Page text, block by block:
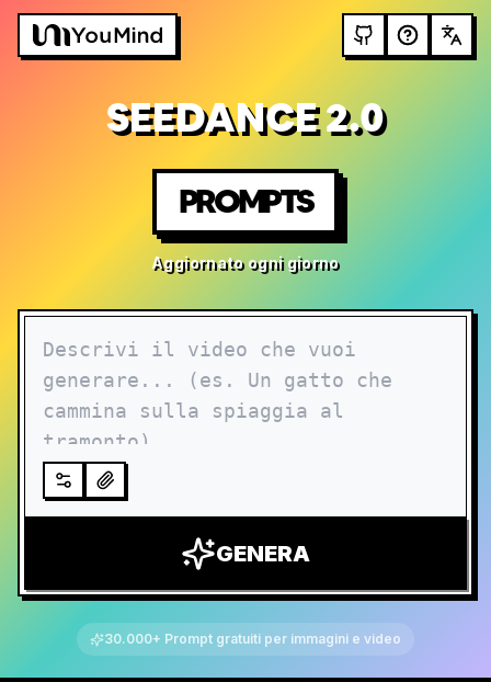
SEEDANCE 2.0
PROMPTS
Aggiornato ogni giorno
GENERA
30.000+ Prompt gratuiti per immagini e video